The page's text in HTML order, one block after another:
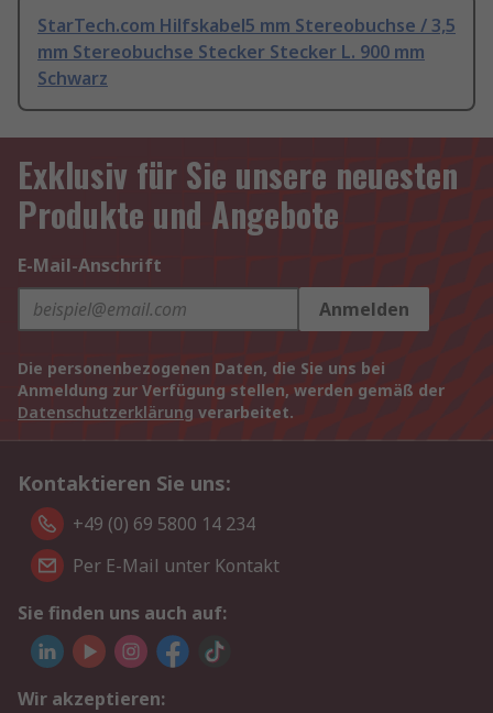
StarTech.com Hilfskabel5 mm Stereobuchse / 3,5
mm Stereobuchse Stecker Stecker L. 900 mm
Schwarz
Exklusiv für Sie unsere neuesten
Produkte und Angebote
E-Mail-Anschrift
Anmelden
Die personenbezogenen Daten, die Sie uns bei
Anmeldung zur Verfügung stellen, werden gemäß der
Datenschutzerklärung verarbeitet.
Kontaktieren Sie uns:
+49 (0) 69 5800 14 234
Per E-Mail unter Kontakt
Sie finden uns auch auf:
Wir akzeptieren: